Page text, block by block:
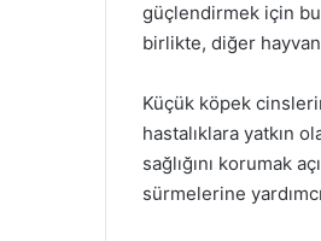
güçlendirmek için
birlikte, diğer
Küçük köpek
hastalıklara yatkın
sağlığını korumak
sürmelerine